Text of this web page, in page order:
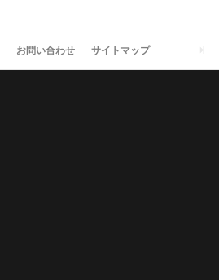
お問い合わせ サイトマップ